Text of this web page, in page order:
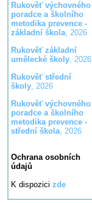
Rukověť výchovného
poradce a školního
metodika prevence -
základní škola, 2026
Rukověť základní
umělecké školy, 2026
Rukověť střední
školy, 2026
Rukověť výchovného
poradce a školního
metodika prevence -
střední škola, 2026
Ochrana osobních
údajů
K dispozici zde